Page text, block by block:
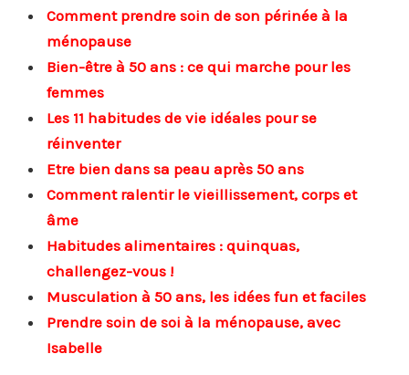
Comment prendre soin de son périnée à la
ménopause
Bien-être à 50 ans : ce qui marche pour les
femmes
Les 11 habitudes de vie idéales pour se
réinventer
Etre bien dans sa peau après 50 ans
Comment ralentir le vieillissement, corps et
âme
Habitudes alimentaires : quinquas,
challengez-vous !
Musculation à 50 ans, les idées fun et faciles
Prendre soin de soi à la ménopause, avec
Isabelle